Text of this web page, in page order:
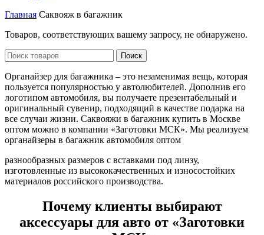
Главная Саквояж в багажник
Товаров, соответствующих вашему запросу, не обнаружено.
Поиск
Органайзер для багажника – это незаменимая вещь, которая
пользуется популярностью у автолюбителей. Дополнив его
логотипом автомобиля, вы получаете презентабельный и
оригинальный сувенир, подходящий в качестве подарка на
все случаи жизни. Саквояжи в багажник купить в Москве
оптом можно в компании «Заготовки МСК». Мы реализуем
органайзеры в багажник автомобиля оптом
разнообразных размеров с вставками под линзу,
изготовленные из высококачественных и износостойких
материалов российского производства.
Почему клиенты выбирают
аксессуары для авто от «Заготовки